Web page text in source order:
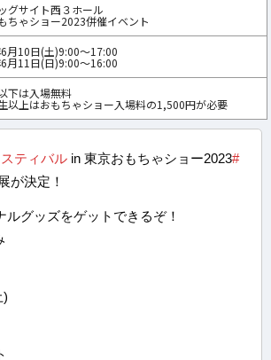
グサイト西３ホール
ちゃショー2023併催イベント
月10日(土)9:00～17:00
月11日(日)9:00～16:00
下は入場無料
以上はおもちゃショー入場料の1,500円が必要
ティバル in 東京おもちゃショー2023#
が決定！
ルグッズをゲットできるぞ！
)